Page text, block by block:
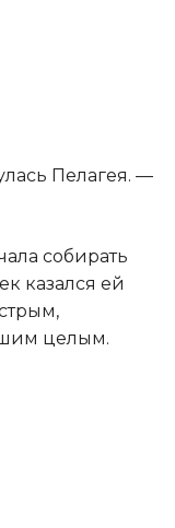
Пелагея. —
собирать
казался ей
целым.